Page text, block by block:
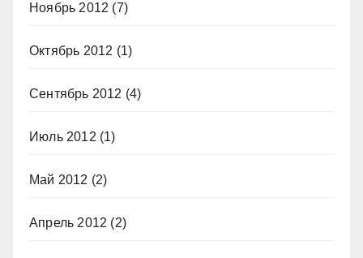
Ноябрь 2012 (7)
Октябрь 2012 (1)
Сентябрь 2012 (4)
Июль 2012 (1)
Май 2012 (2)
Апрель 2012 (2)